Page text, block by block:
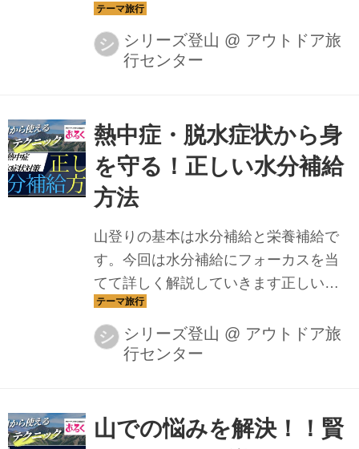
イズ形式で一緒に勉強していきましょ
う全10問です！あなたはいくつ正解で
きますか？？
シ シリーズ登山 @ アウトドア旅
行センター
熱中症・脱水症状から身
を守る！正しい水分補給
方法
山登りの基本は水分補給と栄養補給で
す。今回は水分補給にフォーカスを当
てて詳しく解説していきます正しい水
分補給の仕方を学んで、脱水症状や熱
中症等のトラブルを防いでいきましょ
う
シ シリーズ登山 @ アウトドア旅
行センター
山での悩みを解決！！賢